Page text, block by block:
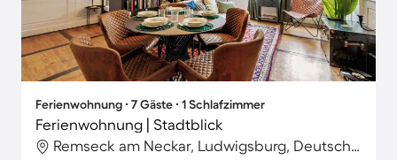
Ferienwohnung ∙ 7 Gäste ∙ 1 Schlafzimmer
Ferienwohnung | Stadtblick
Remseck am Neckar, Ludwigsburg, Deutschland